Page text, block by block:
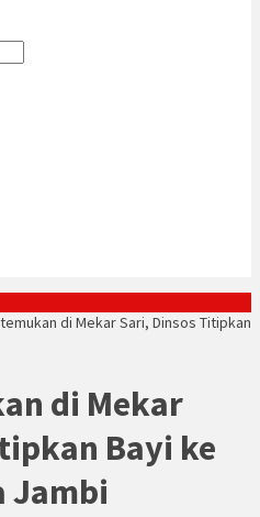
di Mekar Sari, Dinsos Titipkan
di Mekar
Bayi ke
Jambi